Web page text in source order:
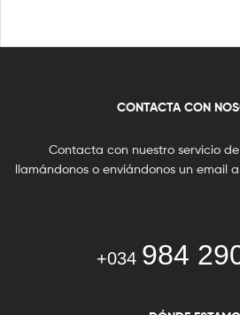
CONTACTA CON
Contacta con nuestro servicio
llamándonos o enviándonos un email a
+034 984